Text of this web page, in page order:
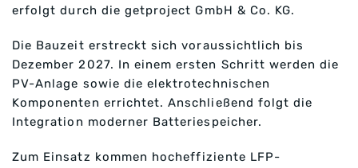
erfolgt durch die getproject GmbH & Co. KG.
Die Bauzeit erstreckt sich voraussichtlich bis
Dezember 2027. In einem ersten Schritt werden die
PV-Anlage sowie die elektrotechnischen
Komponenten errichtet. Anschließend folgt die
Integration moderner Batteriespeicher.
Zum Einsatz kommen hocheffiziente LFP-